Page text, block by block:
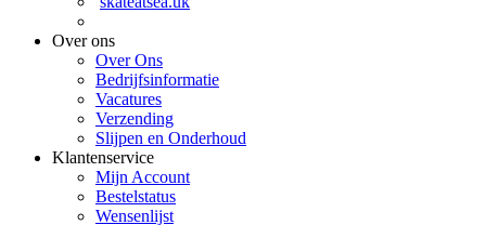
Over ons
Over Ons
Bedrijfsinformatie
Vacatures
Verzending
Slijpen en Onderhoud
Klantenservice
Mijn Account
Bestelstatus
Wensenlijst